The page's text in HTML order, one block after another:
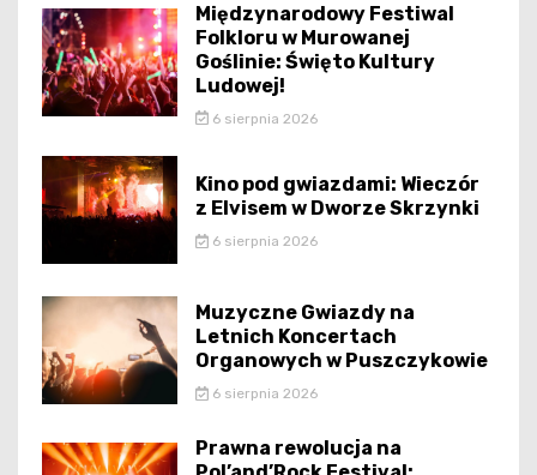
Międzynarodowy Festiwal
Folkloru w Murowanej
Goślinie: Święto Kultury
Ludowej!
6 sierpnia 2026
Kino pod gwiazdami: Wieczór
z Elvisem w Dworze Skrzynki
6 sierpnia 2026
Muzyczne Gwiazdy na
Letnich Koncertach
Organowych w Puszczykowie
6 sierpnia 2026
Prawna rewolucja na